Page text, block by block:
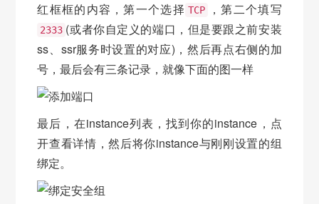
红框框的内容，第一个选择 TCP ，第二个填写
2333 (或者你自定义的端口，但是要跟之前安装
ss、ssr服务时设置的对应)，然后再点右侧的加
号，最后会有三条记录，就像下面的图一样
最后，在instance列表，找到你的instance，点
开查看详情，然后将你instance与刚刚设置的组
绑定。